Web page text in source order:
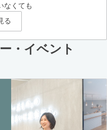
なくても
る
・イベント